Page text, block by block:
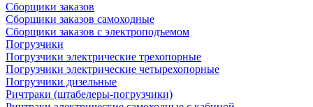
Сборщики заказов
Сборщики заказов самоходные
Сборщики заказов с электроподъемом
Погрузчики
Погрузчики электрические трехопорные
Погрузчики электрические четырехопорные
Погрузчики дизельные
Ричтраки (штабелеры-погрузчики)